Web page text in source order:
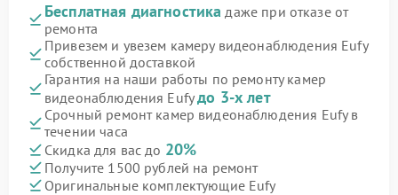
Бесплатная диагностика даже при отказе от
ремонта
Привезем и увезем камеру видеонаблюдения Eufy
собственной доставкой
Гарантия на наши работы по ремонту камер
видеонаблюдения Eufyдо 3-х лет
Срочный ремонт камер видеонаблюдения Eufy в
течении часа
Скидка для вас до 20%
Получите 1500 рублей на ремонт
Оригинальные комплектующие Eufy